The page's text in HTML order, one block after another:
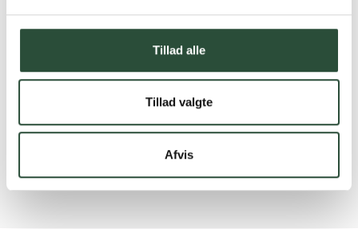
Tillad alle
Tillad valgte
Afvis